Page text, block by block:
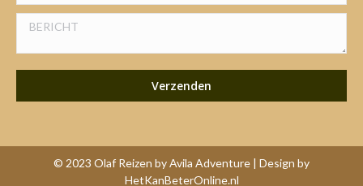
© 2023 Olaf Reizen by Avila Adventure | Design by
HetKanBeterOnline.nl